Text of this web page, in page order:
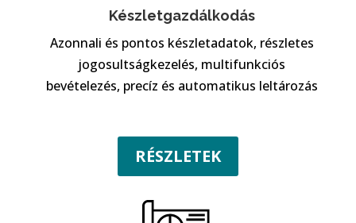
Készletgazdálkodás
Azonnali és pontos készletadatok, részletes
jogosultságkezelés, multifunkciós
bevételezés, precíz és automatikus leltározás
RÉSZLETEK